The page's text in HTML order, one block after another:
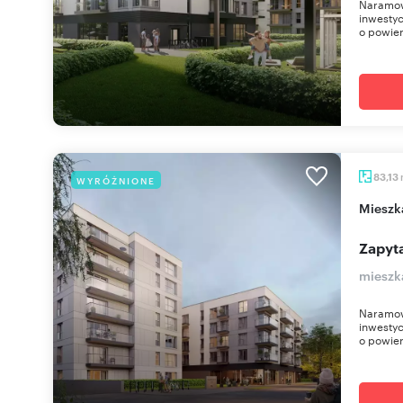
o
WYRÓŻNIONE 83,13
o